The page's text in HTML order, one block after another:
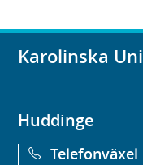
Karolinska
Huddinge
Telefonväxel